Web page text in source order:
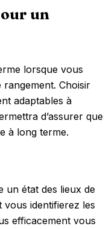
un
lorsque vous
Choisir
adaptables à
d’assurer que
à long terme.
un état des lieux de
vous identifierez les
efficacement vous